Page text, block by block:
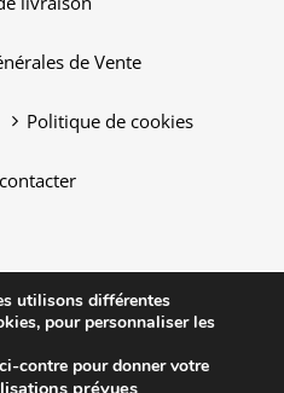
de Vente
Politique de cookies
utilisons différentes
pour personnaliser les
contre pour donner votre
prévues